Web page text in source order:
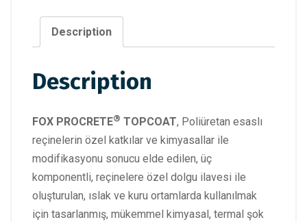
Description
Description
FOX PROCRETE® TOPCOAT, Poliüretan esaslı
reçinelerin özel katkılar ve kimyasallar ile
modifikasyonu sonucu elde edilen, üç
komponentli, reçinelere özel dolgu ilavesi ile
oluşturulan, ıslak ve kuru ortamlarda kullanılmak
için tasarlanmış, mükemmel kimyasal, termal şok